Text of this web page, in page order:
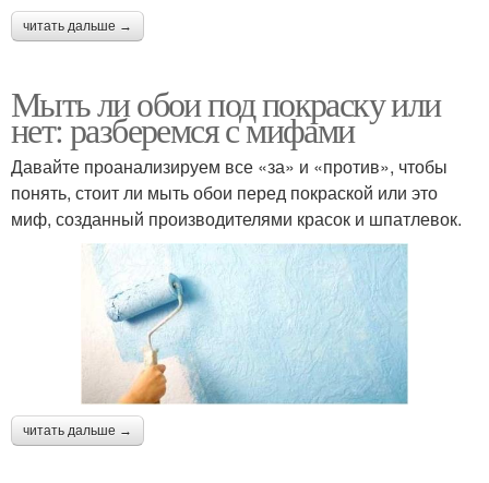
читать дальше →
Мыть ли обои под покраску или
нет: разберемся с мифами
Давайте проанализируем все «за» и «против», чтобы
понять, стоит ли мыть обои перед покраской или это
миф, созданный производителями красок и шпатлевок.
читать дальше →